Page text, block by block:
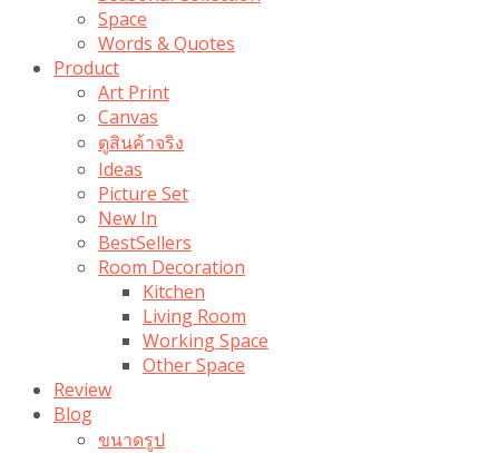
Space
Words & Quotes
Product
Art Print
Canvas
ดูสินค้าจริง
Ideas
Picture Set
New In
BestSellers
Room Decoration
Kitchen
Living Room
Working Space
Other Space
Review
Blog
ขนาดรูป